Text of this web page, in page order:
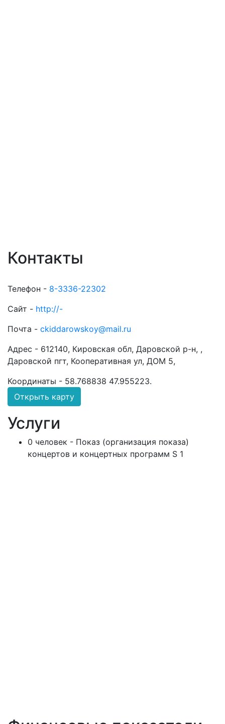
Контакты
Телефон - 8-3336-22302
Сайт - http://-
Почта - ckiddarowskoy@mail.ru
Адрес - 612140, Кировская обл, Даровской р-н, ,
Даровской пгт, Кооперативная ул, ДОМ 5,
Координаты - 58.768838 47.955223.
Открыть карту
Услуги
0 человек - Показ (организация показа)
концертов и концертных программ S 1